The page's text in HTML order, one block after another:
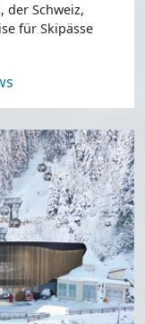
der Schweiz,
für Skipässe